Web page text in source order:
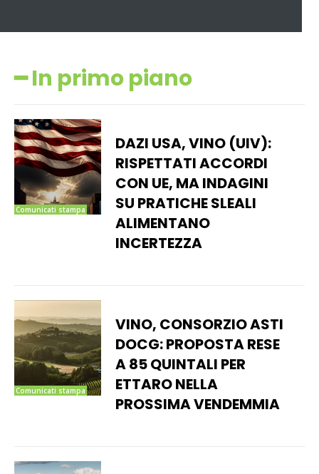
━ In primo piano
Comunicati stampa
DAZI USA, VINO (UIV):
RISPETTATI ACCORDI
CON UE, MA INDAGINI
SU PRATICHE SLEALI
ALIMENTANO
INCERTEZZA
Comunicati stampa
VINO, CONSORZIO ASTI
DOCG: PROPOSTA RESE
A 85 QUINTALI PER
ETTARO NELLA
PROSSIMA VENDEMMIA